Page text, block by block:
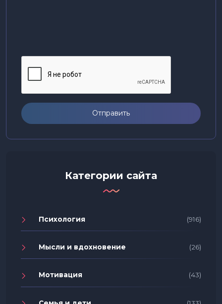
Отправить
Категории сайта
Психология (916)
Мысли и вдохновение (26)
Мотивация (43)